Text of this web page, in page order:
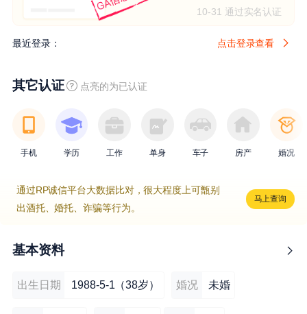
10-31 通过实名认证
最近登录： 点击登录查看
其它认证 点亮的为已认证
手机 学历 工作 单身 车子 房产 婚况
通过RP诚信平台大数据比对，很大程度上可甑别
出酒托、婚托、诈骗等行为。
马上查询
基本资料
出生日期 1988-5-1（38岁） 婚况 未婚